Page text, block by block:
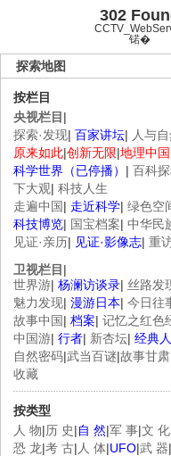
302
锘�
探索地图
按栏目
央视栏目 |
探索·发现| 百家讲坛| 人与
原来如此|创新无限|地理中国
科学世界（已停播） | 百科探
下大观| 科技人生
走遍中国| 走近科学| 绿色空
科技博览| 国宝档案| 中华民
见证·亲历| 见证·影像志| 重
卫视栏目 |
世界游| 杨澜访谈录| 丝路发
魅力发现| 漫游日本| 今日往
故事中国| 档案| 记忆之红色
中国游| 行者| 新杏坛| 经典
自然密码|武当百谜|故事甘肃
收藏
按类型
人 物|历 史|自 然|军 事|文 化
恐 龙|考 古| 人 体|UFO|武 器|